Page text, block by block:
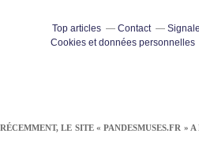
RÉCEMMENT, LE SITE « PANDESMUSES.FR »
Top articles Contact
Cookies et données personnelles